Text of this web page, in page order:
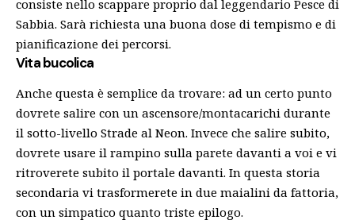
consiste nello scappare proprio dal leggendario Pesce di
Sabbia. Sarà richiesta una buona dose di tempismo e di
pianificazione dei percorsi.
Vita bucolica
Anche questa è semplice da trovare: ad un certo punto
dovrete salire con un ascensore/montacarichi durante
il sotto-livello Strade al Neon. Invece che salire subito,
dovrete usare il rampino sulla parete davanti a voi e vi
ritroverete subito il portale davanti. In questa storia
secondaria vi trasformerete in due maialini da fattoria,
con un simpatico quanto triste epilogo.